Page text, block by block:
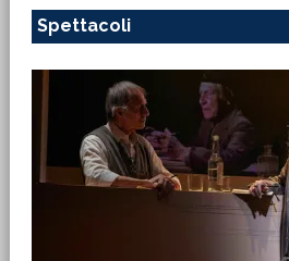
Spettacoli